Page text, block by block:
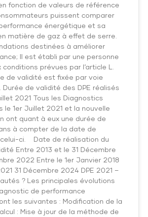
fonction de valeurs de référence
puissent comparer
énergétique et sa
matière de gaz à effet de serre.
destinées à améliorer
Il est établi par une personne
prévues par l’article L.
de validité est fixée par voie
de validité des DPE réalisés
2021 Tous les Diagnostics
le 1er Juillet 2021 et la nouvelle
ont quant à eux une durée de
à compter de la date de
ci. Date de réalisation du
Entre 2013 et le 31 Décembre
2022 Entre le 1er Janvier 2018
31 Décembre 2024 DPE 2021 –
? Les principales évolutions
de performance
les suivantes : Modification de la
: Mise à jour de la méthode de